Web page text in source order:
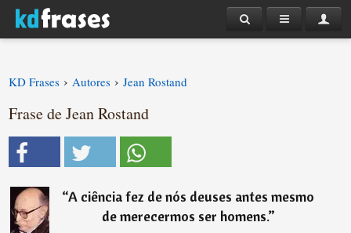
KD Frases › Autores › Jean Rostand
Frase de Jean Rostand
“A ciência fez de nós deuses antes mesmo
de merecermos ser homens.”